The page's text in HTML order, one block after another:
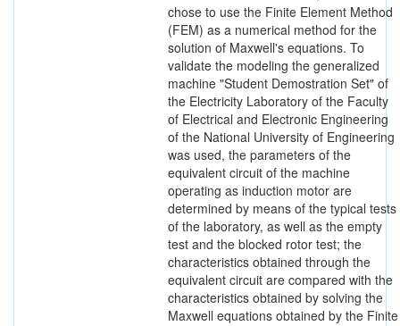
chose to use the Finite Element Method
(FEM) as a numerical method for the
solution of Maxwell's equations. To
validate the modeling the generalized
machine "Student Demostration Set" of
the Electricity Laboratory of the Faculty
of Electrical and Electronic Engineering
of the National University of Engineering
was used, the parameters of the
equivalent circuit of the machine
operating as induction motor are
determined by means of the typical tests
of the laboratory, as well as the empty
test and the blocked rotor test; the
characteristics obtained through the
equivalent circuit are compared with the
characteristics obtained by solving the
Maxwell equations obtained by the Finite